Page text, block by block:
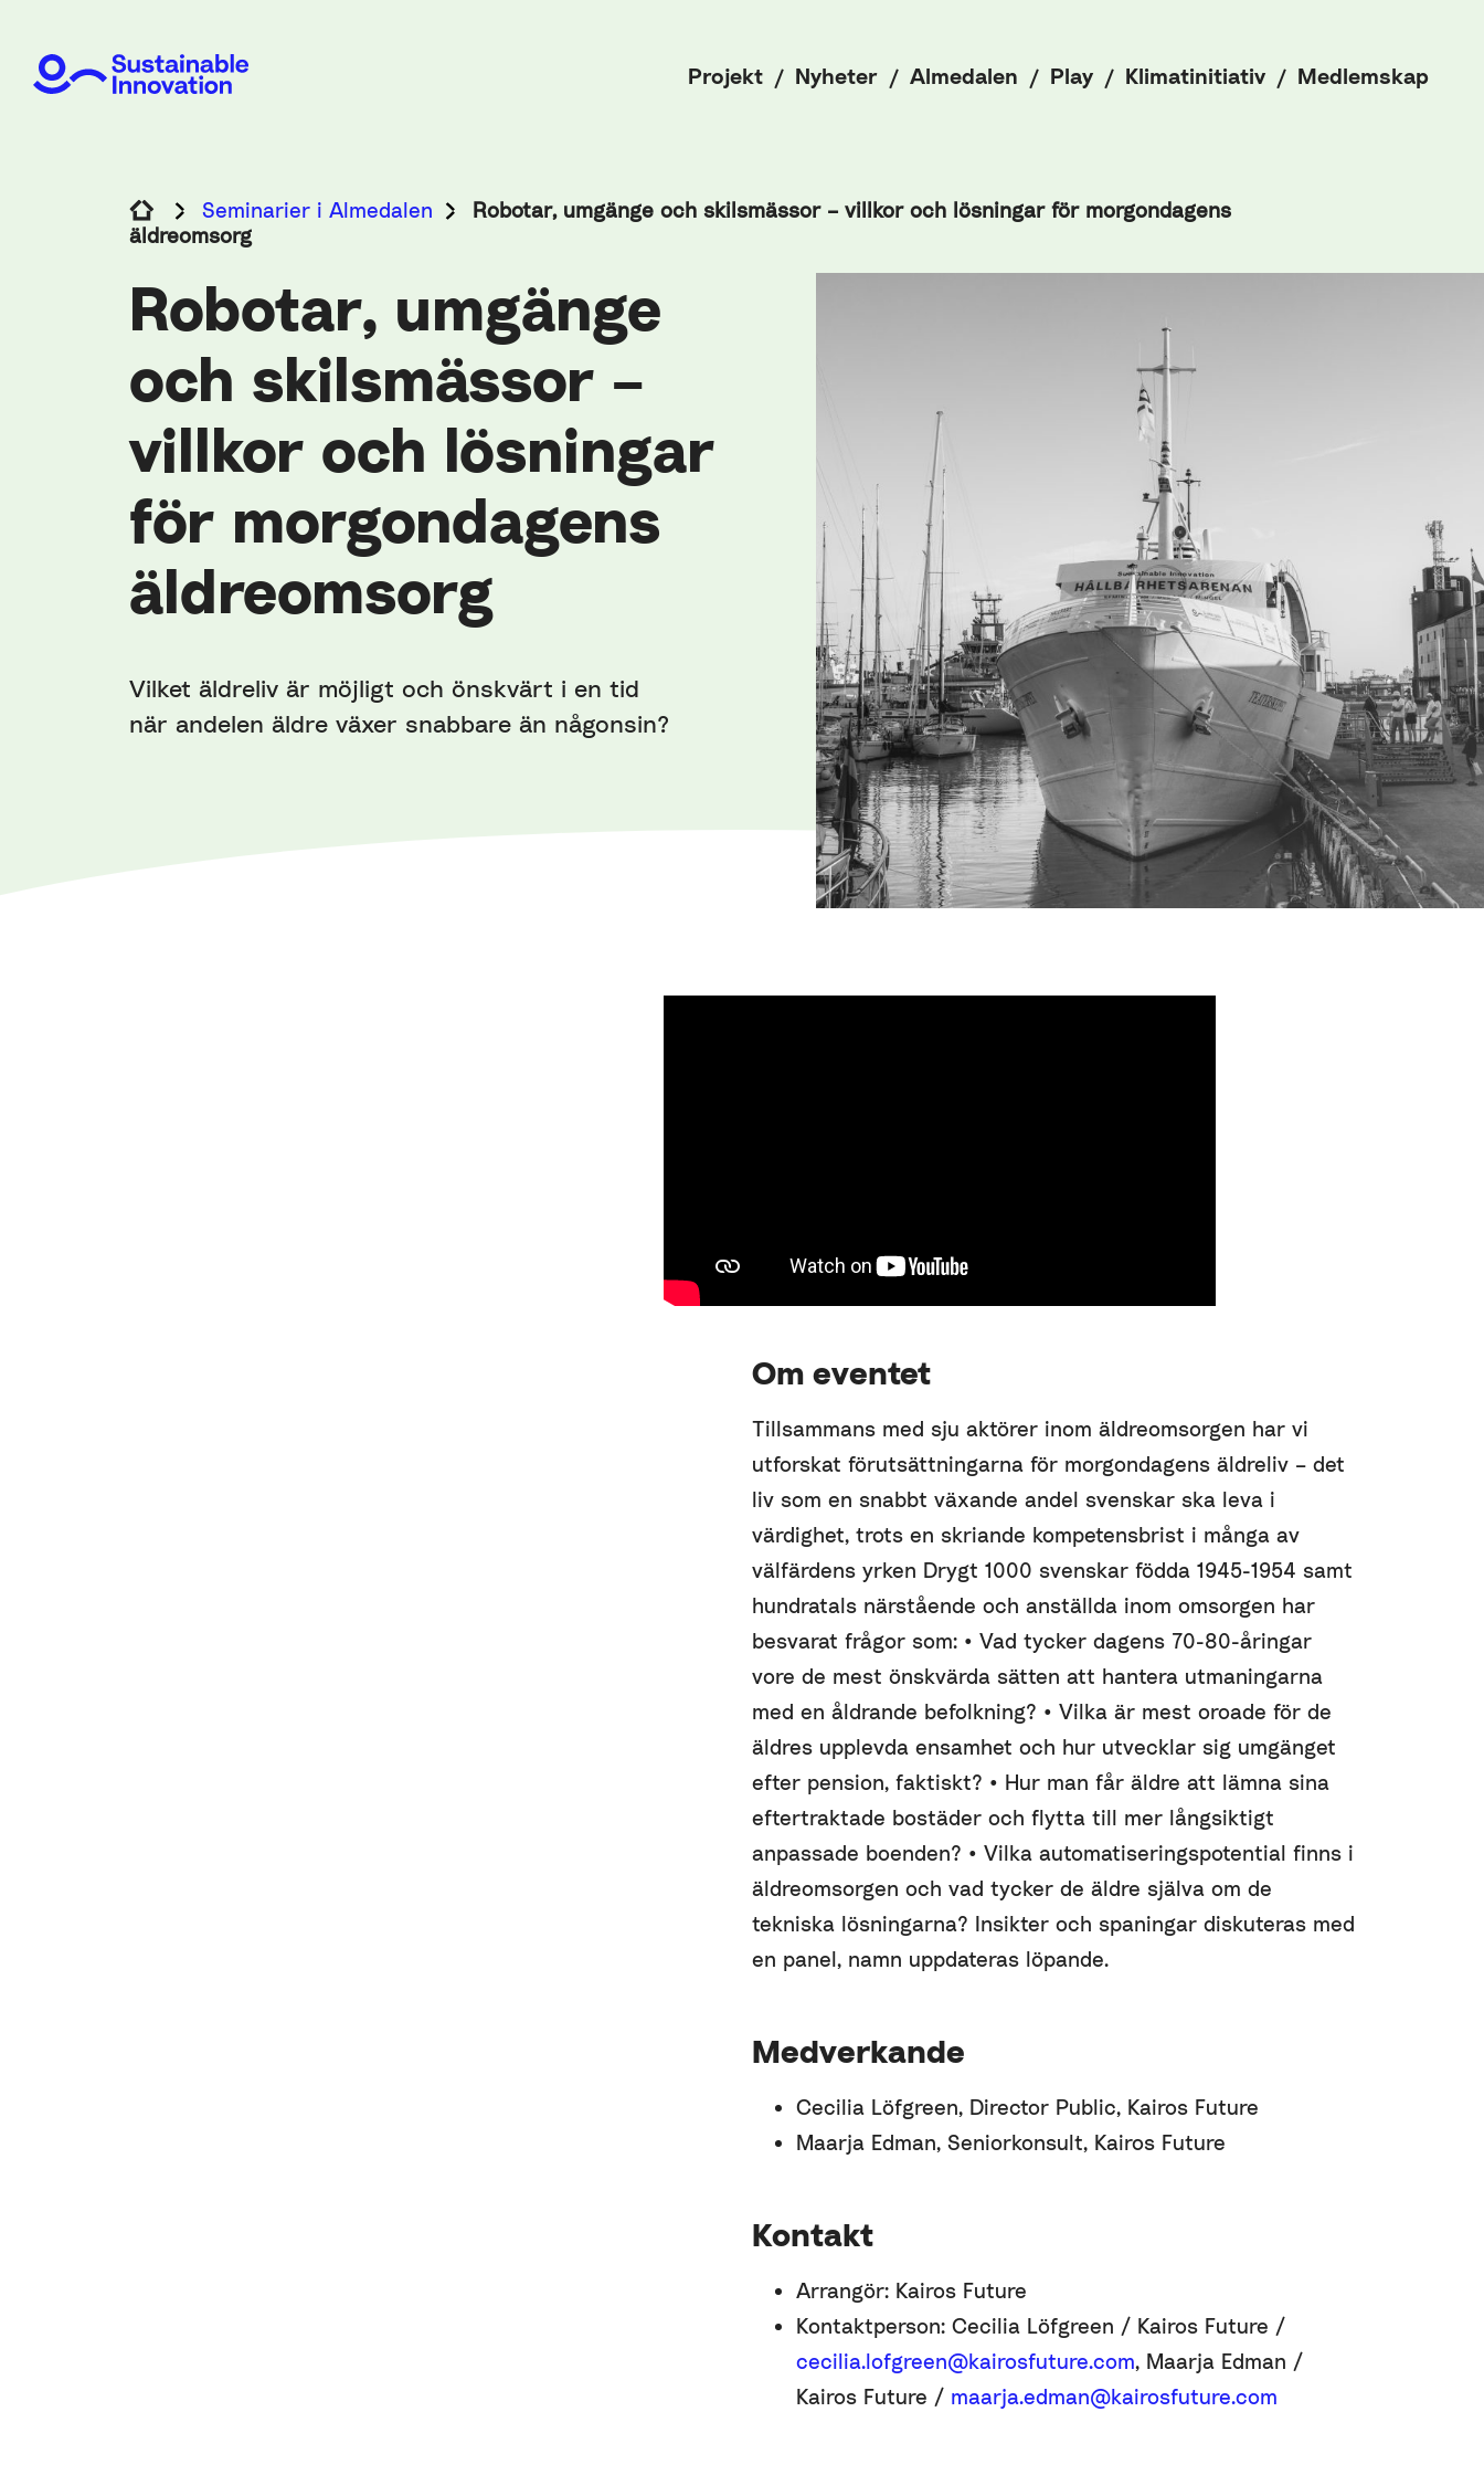
Projekt Nyheter Almedalen Play Klimatinitiativ Medlemskap
Seminarier i Almedalen
Robotar, umgänge och skilsmässor – villkor och lösningar för morgondagens
äldreomsorg
Robotar, umgänge
och skilsmässor –
villkor och lösningar
för morgondagens
äldreomsorg
Vilket äldreliv är möjligt och önskvärt i en tid
när andelen äldre växer snabbare än någonsin?
Om eventet
Tillsammans med sju aktörer inom äldreomsorgen har vi
utforskat förutsättningarna för morgondagens äldreliv – det
liv som en snabbt växande andel svenskar ska leva i
värdighet, trots en skriande kompetensbrist i många av
välfärdens yrken Drygt 1000 svenskar födda 1945-1954 samt
hundratals närstående och anställda inom omsorgen har
besvarat frågor som: • Vad tycker dagens 70-80-åringar
vore de mest önskvärda sätten att hantera utmaningarna
med en åldrande befolkning? • Vilka är mest oroade för de
äldres upplevda ensamhet och hur utvecklar sig umgänget
efter pension, faktiskt? • Hur man får äldre att lämna sina
eftertraktade bostäder och flytta till mer långsiktigt
anpassade boenden? • Vilka automatiseringspotential finns i
äldreomsorgen och vad tycker de äldre själva om de
tekniska lösningarna? Insikter och spaningar diskuteras med
en panel, namn uppdateras löpande.
Medverkande
Cecilia Löfgreen, Director Public, Kairos Future
Maarja Edman, Seniorkonsult, Kairos Future
Kontakt
Arrangör: Kairos Future
Kontaktperson: Cecilia Löfgreen / Kairos Future /
cecilia.lofgreen@kairosfuture.com, Maarja Edman /
Kairos Future / maarja.edman@kairosfuture.com